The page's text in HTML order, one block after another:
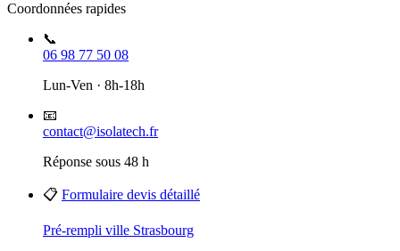
Coordonnées rapides
📞
06 98 77 50 08
Lun-Ven · 8h-18h
📧
contact@isolatech.fr
Réponse sous 48 h
📋 Formulaire devis détaillé
Pré-rempli ville Strasbourg